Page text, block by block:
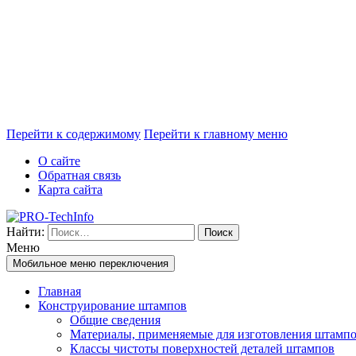
Перейти к содержимому Перейти к главному меню
О сайте
Обратная связь
Карта сайта
Найти:
Меню
Мобильное меню переключения
Главная
Конструирование штампов
Общие сведения
Материалы, применяемые для изготовления
Классы чистоты поверхностей деталей штампов